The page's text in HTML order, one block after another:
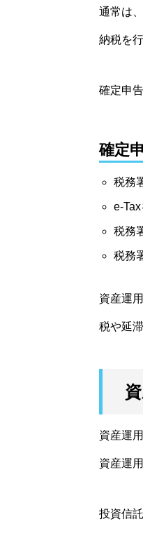
通常は
納税を
確定申
確定
税務
e-
税務
税務
資産運
税や延
資産運
資産運
投資信